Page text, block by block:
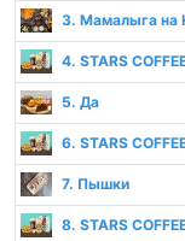
3. Мамалыга на
4. STARS
5. Да
6. STARS
7. Пышки
8. STARS